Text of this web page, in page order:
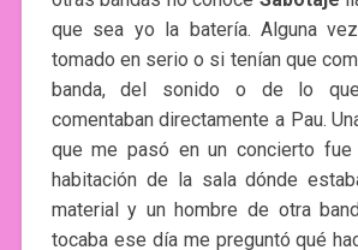
que sea yo la batería. Alguna
tomado en serio o si tenían que
banda, del sonido o de lo
comentaban directamente a Pau.
que me pasó en un concierto
habitación de la sala dónde
material y un hombre de otra
tocaba ese día me preguntó qué